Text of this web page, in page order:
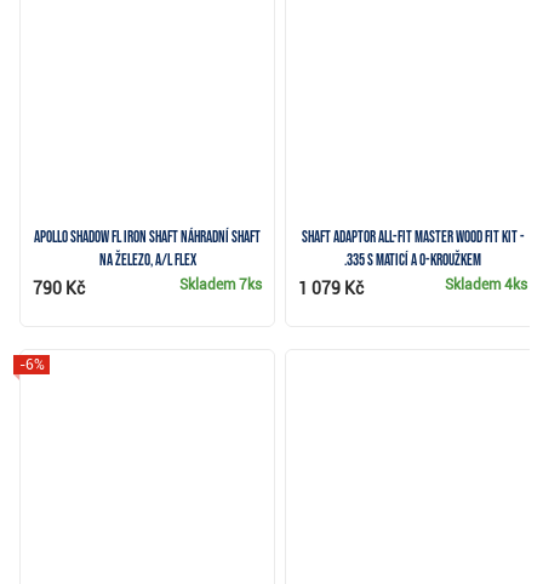
Apollo Shadow FL Iron Shaft náhradní shaft
na železo, A/L flex
Skladem7ks
790 Kč
Shaft Adaptor All-Fit Master Wood Fit Kit -
.335 s maticí a O-kroužkem
Skladem4ks
1 079 Kč
-6%